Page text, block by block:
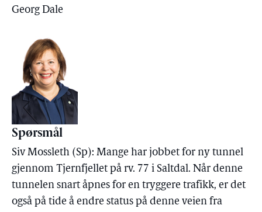
Georg Dale
Spørsmål
Siv Mossleth (Sp): Mange har jobbet for ny tunnel
gjennom Tjernfjellet på rv. 77 i Saltdal. Når denne
tunnelen snart åpnes for en tryggere trafikk, er det
også på tide å endre status på denne veien fra